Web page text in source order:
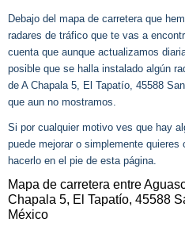
Debajo del mapa de carretera que
radares de tráfico que te vas a
cuenta que aunque actualizamos
posible que se halla instalado algún
de A Chapala 5, El Tapatío, 45588
que aun no mostramos.
Si por cualquier motivo ves que hay
puede mejorar o simplemente
hacerlo en el pie de esta página.
Mapa de carretera entre
Chapala 5, El Tapatío, 45588
México